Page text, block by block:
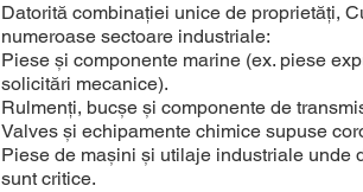
Datorită combinației unice de proprietăți,
numeroase sectoare industriale:
Piese și componente marine (ex. piese
solicitări mecanice).
Rulmenți, bucșe și componente de
Valves și echipamente chimice supuse
Piese de mașini și utilaje industriale unde
sunt critice.